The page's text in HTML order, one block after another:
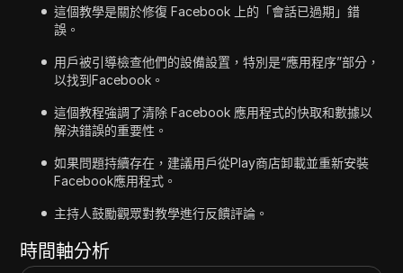
這個教學是關於修復 Facebook 上的「會話已過期」錯
誤。
用戶被引導檢查他們的設備設置，特別是“應用程序”部分，
以找到Facebook。
這個教程強調了清除 Facebook 應用程式的快取和數據以
解決錯誤的重要性。
如果問題持續存在，建議用戶從Play商店卸載並重新安裝
Facebook應用程式。
主持人鼓勵觀眾對教學進行反饋評論。
時間軸分析